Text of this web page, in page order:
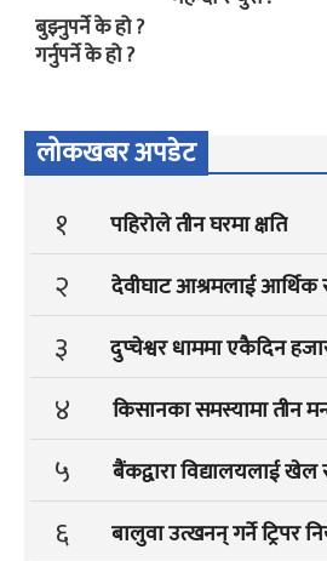
बुझ्नुपर्ने के हो ?
गर्नुपर्ने के हो ?
लोकखबर अपडेट
१ पहिरोले तीन घरमा क्षति
२ देवीघाट आश्रमलाई आर्थिक
३ दुप्चेश्वर धाममा एकैदिन
४ किसानका समस्यामा तीन
५ बैंकद्वारा विद्यालयलाई खेल
६ बालुवा उत्खनन् गर्ने ट्रिपर